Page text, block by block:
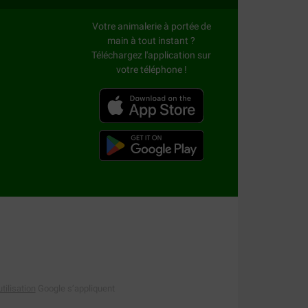
d'un traitement spécifique; déterminez-
Royal Canin alimentation vétérinaire.
la santé de votre animal s'agrave lors de
alimentation pour chatou alimentation
Votre animalerie à portée de
main à tout instant ?
Téléchargez l'application sur
votre téléphone !